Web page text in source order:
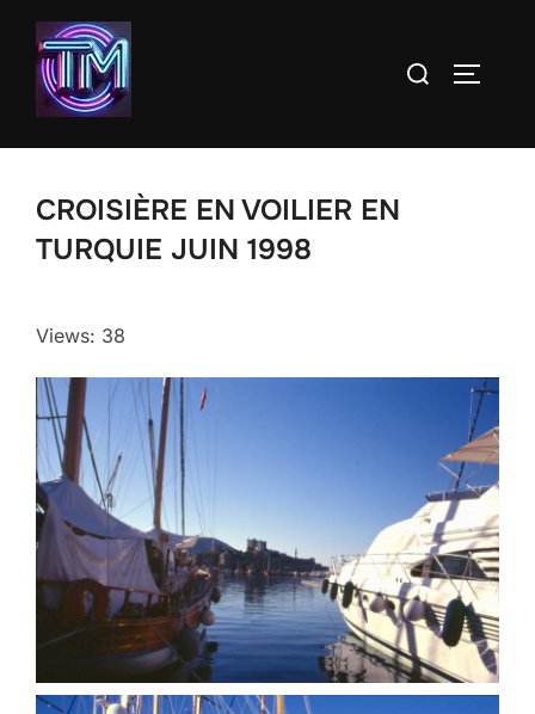
Aller
contenu
Rechercher :
CROISIÈRE EN VOILIER EN
TURQUIE JUIN 1998
Views: 38